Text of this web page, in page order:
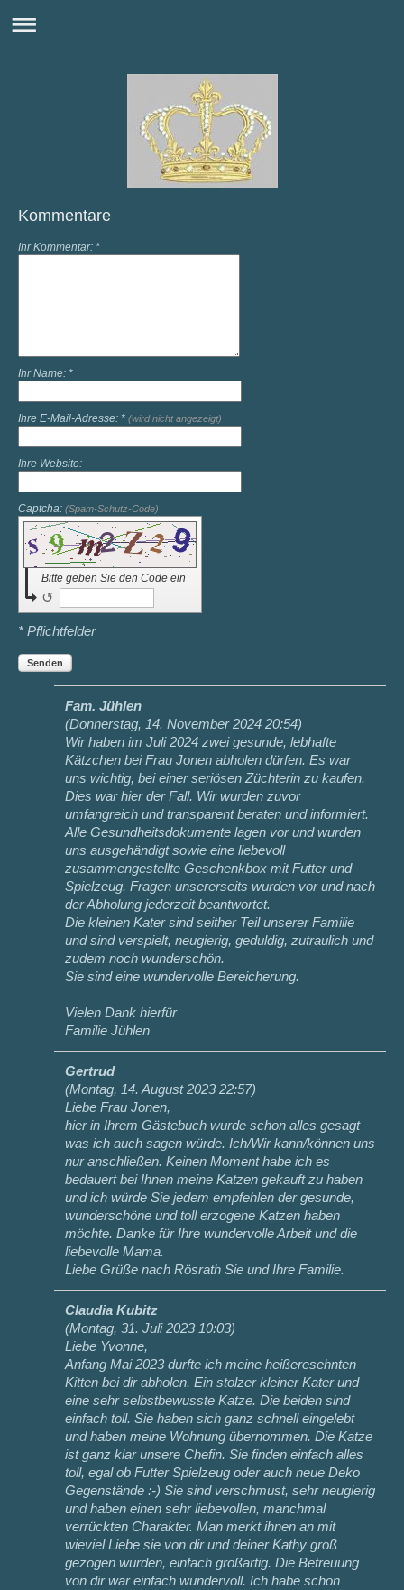
Kommentare
Ihr Kommentar: *
Ihr Name: *
Ihre E-Mail-Adresse: * (wird nicht angezeigt)
Ihre Website:
Captcha: (Spam-Schutz-Code)
Bitte geben Sie den Code ein
↺
* Pflichtfelder
Senden
Fam. Jühlen
(Donnerstag, 14. November 2024 20:54)
Wir haben im Juli 2024 zwei gesunde, lebhafte
Kätzchen bei Frau Jonen abholen dürfen. Es war
uns wichtig, bei einer seriösen Züchterin zu kaufen.
Dies war hier der Fall. Wir wurden zuvor
umfangreich und transparent beraten und informiert.
Alle Gesundheitsdokumente lagen vor und wurden
uns ausgehändigt sowie eine liebevoll
zusammengestellte Geschenkbox mit Futter und
Spielzeug. Fragen unsererseits wurden vor und nach
der Abholung jederzeit beantwortet.
Die kleinen Kater sind seither Teil unserer Familie
und sind verspielt, neugierig, geduldig, zutraulich und
zudem noch wunderschön.
Sie sind eine wundervolle Bereicherung.
Vielen Dank hierfür
Familie Jühlen
Gertrud
(Montag, 14. August 2023 22:57)
Liebe Frau Jonen,
hier in Ihrem Gästebuch wurde schon alles gesagt
was ich auch sagen würde. Ich/Wir kann/können uns
nur anschließen. Keinen Moment habe ich es
bedauert bei Ihnen meine Katzen gekauft zu haben
und ich würde Sie jedem empfehlen der gesunde,
wunderschöne und toll erzogene Katzen haben
möchte. Danke für Ihre wundervolle Arbeit und die
liebevolle Mama.
Liebe Grüße nach Rösrath Sie und Ihre Familie.
Claudia Kubitz
(Montag, 31. Juli 2023 10:03)
Liebe Yvonne,
Anfang Mai 2023 durfte ich meine heißeresehnten
Kitten bei dir abholen. Ein stolzer kleiner Kater und
eine sehr selbstbewusste Katze. Die beiden sind
einfach toll. Sie haben sich ganz schnell eingelebt
und haben meine Wohnung übernommen. Die Katze
ist ganz klar unsere Chefin. Sie finden einfach alles
toll, egal ob Futter Spielzeug oder auch neue Deko
Gegenstände :-) Sie sind verschmust, sehr neugierig
und haben einen sehr liebevollen, manchmal
verrückten Charakter. Man merkt ihnen an mit
wieviel Liebe sie von dir und deiner Kathy groß
gezogen wurden, einfach großartig. Die Betreuung
von dir war einfach wundervoll. Ich habe schon